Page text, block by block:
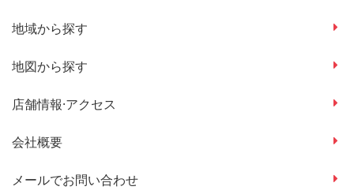
地域から探す
地図から探す
店舗情報·アクセス
会社概要
メールでお問い合わせ